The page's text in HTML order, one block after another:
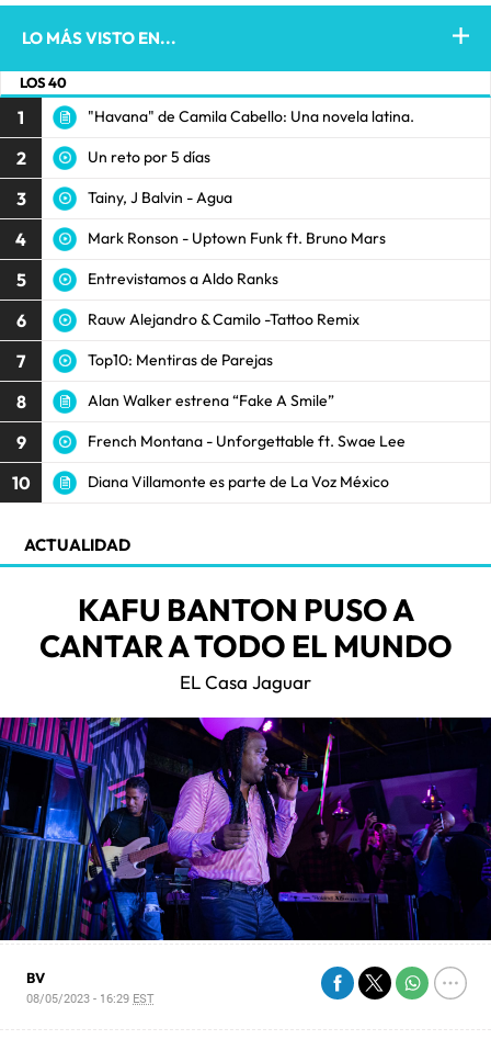
LO MÁS VISTO EN...
LOS 40
1 "Havana" de Camila Cabello: Una novela latina.
2 Un reto por 5 días
3 Tainy, J Balvin - Agua
4 Mark Ronson - Uptown Funk ft. Bruno Mars
5 Entrevistamos a Aldo Ranks
6 Rauw Alejandro & Camilo -Tattoo Remix
7 Top10: Mentiras de Parejas
8 Alan Walker estrena “Fake A Smile”
9 French Montana - Unforgettable ft. Swae Lee
10 Diana Villamonte es parte de La Voz México
ACTUALIDAD
KAFU BANTON PUSO A
CANTAR A TODO EL MUNDO
EL Casa Jaguar
BV
08/05/2023 - 16:29 EST